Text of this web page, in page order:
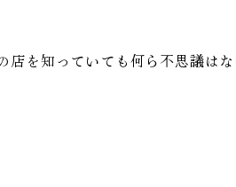
を知っていても何ら不思議は